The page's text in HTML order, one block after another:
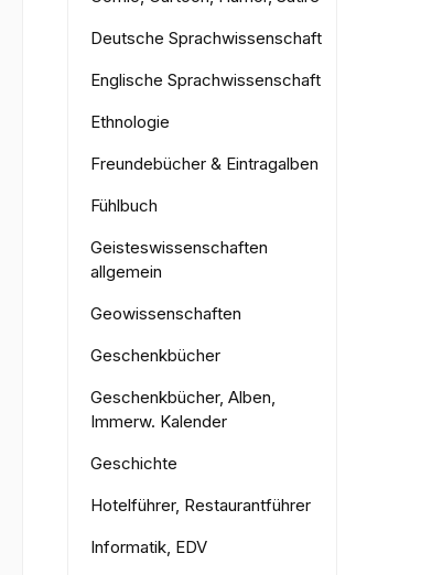
Deutsche Sprachwissenschaft
Englische Sprachwissenschaft
Ethnologie
Freundebücher & Eintragalben
Fühlbuch
Geisteswissenschaften
allgemein
Geowissenschaften
Geschenkbücher
Geschenkbücher, Alben,
Immerw. Kalender
Geschichte
Hotelführer, Restaurantführer
Informatik, EDV